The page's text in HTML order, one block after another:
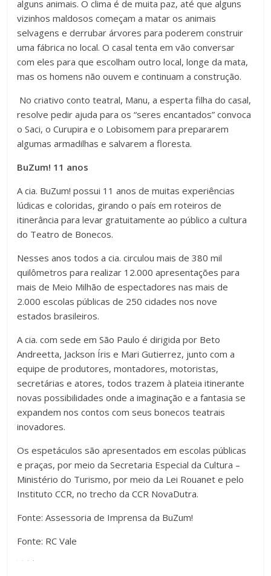
alguns animais. O clima é de muita paz, até que alguns
vizinhos maldosos começam a matar os animais
selvagens e derrubar árvores para poderem construir
uma fábrica no local. O casal tenta em vão conversar
com eles para que escolham outro local, longe da mata,
mas os homens não ouvem e continuam a construção.
No criativo conto teatral, Manu, a esperta filha do casal,
resolve pedir ajuda para os “seres encantados” convoca
o Saci, o Curupira e o Lobisomem para prepararem
algumas armadilhas e salvarem a floresta.
BuZum! 11 anos
A cia. BuZum! possui 11 anos de muitas experiências
lúdicas e coloridas, girando o país em roteiros de
itinerância para levar gratuitamente ao público a cultura
do Teatro de Bonecos.
Nesses anos todos a cia. circulou mais de 380 mil
quilômetros para realizar 12.000 apresentações para
mais de Meio Milhão de espectadores nas mais de
2.000 escolas públicas de 250 cidades nos nove
estados brasileiros.
A cia. com sede em São Paulo é dirigida por Beto
Andreetta, Jackson Íris e Mari Gutierrez, junto com a
equipe de produtores, montadores, motoristas,
secretárias e atores, todos trazem à plateia itinerante
novas possibilidades onde a imaginação e a fantasia se
expandem nos contos com seus bonecos teatrais
inovadores.
Os espetáculos são apresentados em escolas públicas
e praças, por meio da Secretaria Especial da Cultura –
Ministério do Turismo, por meio da Lei Rouanet e pelo
Instituto CCR, no trecho da CCR NovaDutra.
Fonte: Assessoria de Imprensa da BuZum!
Fonte: RC Vale